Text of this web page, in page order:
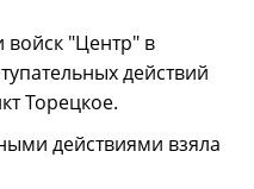
войск "Центр" в
действий
Торецкое.
действиями взяла